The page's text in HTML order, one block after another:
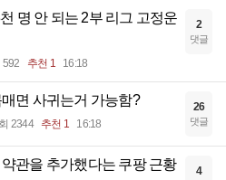
명 안 되는 2부 리그 고정운
592 추천 1 16:18
2
댓글
면 사귀는거 가능함?
2344 추천 1 16:18
26
댓글
관을 추가했다는 쿠팡 근황 4